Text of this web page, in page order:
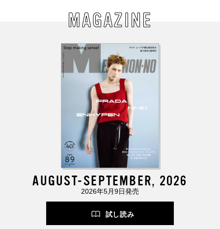
MAGAZINE
AUGUST-SEPTEMBER, 2026
2026年5月9日発売
試し読み